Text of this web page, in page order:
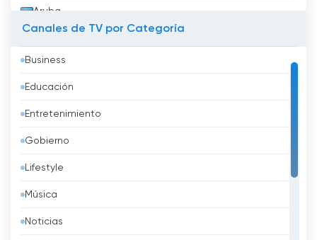
Aruba
Austria
Azerbaidzhán
Bahréin
Bangladesh
Barbados
Belarus
Bélgica
Canales de TV por Categoría
Business
Educación
Entretenimiento
Gobierno
Lifestyle
Música
Noticias